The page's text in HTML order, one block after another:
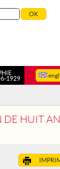
1929
DE HUIT